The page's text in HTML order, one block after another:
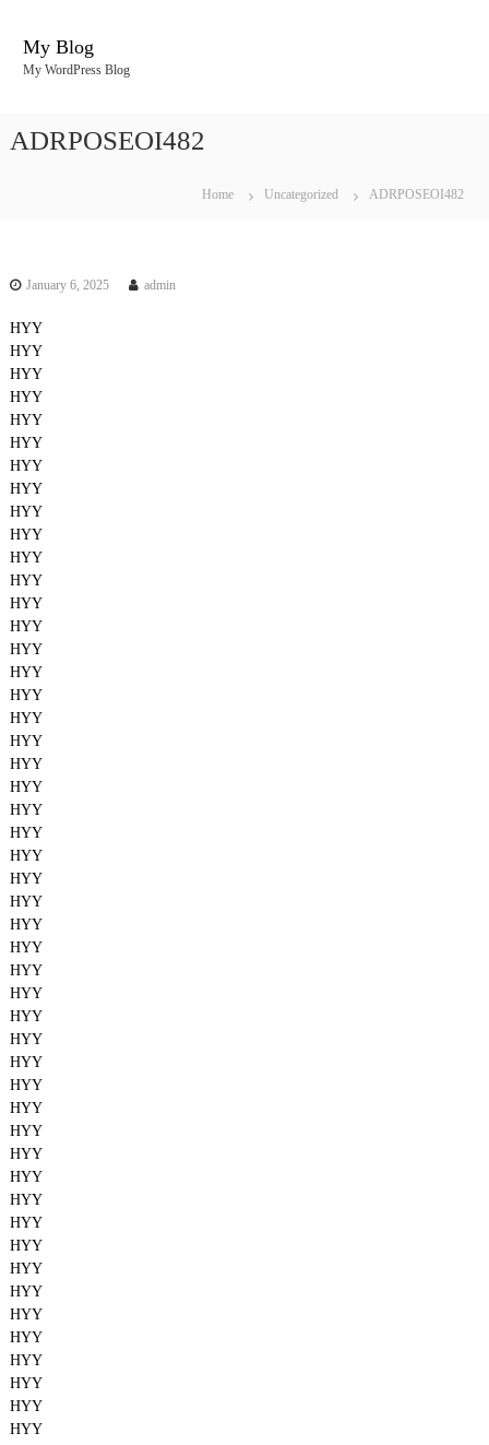
My Blog
My WordPress Blog
ADRPOSEOI482
Home Uncategorized ADRPOSEOI482
January 6, 2025 admin
HYY
HYY
HYY
HYY
HYY
HYY
HYY
HYY
HYY
HYY
HYY
HYY
HYY
HYY
HYY
HYY
HYY
HYY
HYY
HYY
HYY
HYY
HYY
HYY
HYY
HYY
HYY
HYY
HYY
HYY
HYY
HYY
HYY
HYY
HYY
HYY
HYY
HYY
HYY
HYY
HYY
HYY
HYY
HYY
HYY
HYY
HYY
HYY
HYY